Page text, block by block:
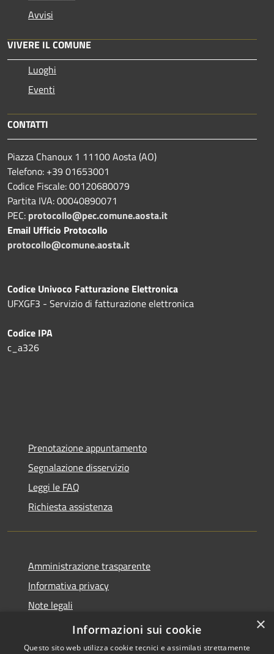
Avvisi
VIVERE IL COMUNE
Luoghi
Eventi
CONTATTI
Piazza Chanoux 1 11100 Aosta (AO)
Telefono: +39 01653001
Codice Fiscale: 00120680079
Partita IVA: 00040890071
PEC: protocollo@pec.comune.aosta.it
Email Ufficio Protocollo
protocollo@comune.aosta.it
Codice Univoco Fatturazione Elettronica
UFXGF3 - Servizio di fatturazione elettronica
Codice IPA
c_a326
Prenotazione appuntamento
Segnalazione disservizio
Leggi le FAQ
Richiesta assistenza
Amministrazione trasparente
Informativa privacy
Note legali
Dichiarazione di accessibilità
×
Informazioni sui cookie
Questo sito web utilizza cookie tecnici e assimilati strettamente